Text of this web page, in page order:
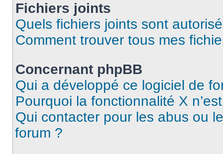
Fichiers joints
Quels fichiers joints sont
Comment trouver tous mes
Concernant phpBB
Qui a développé ce logiciel de
Pourquoi la fonctionnalité X
Qui contacter pour les abus ou
forum ?